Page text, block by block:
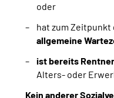
oder
hat zum
allgemeine
ist bereits Rentner
Alters- oder
Kein anderer